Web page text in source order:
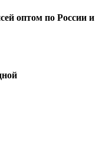
оптом по России и